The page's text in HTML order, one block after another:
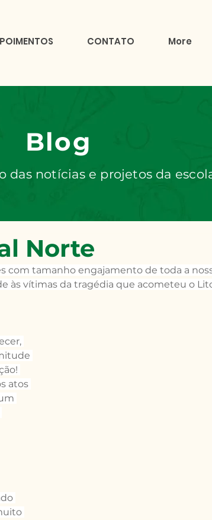
CONTATO More
Blog
das notícias e projetos da
Norte
com tamanho engajamento de toda a
às vítimas da tragédia que acometeu o
atos